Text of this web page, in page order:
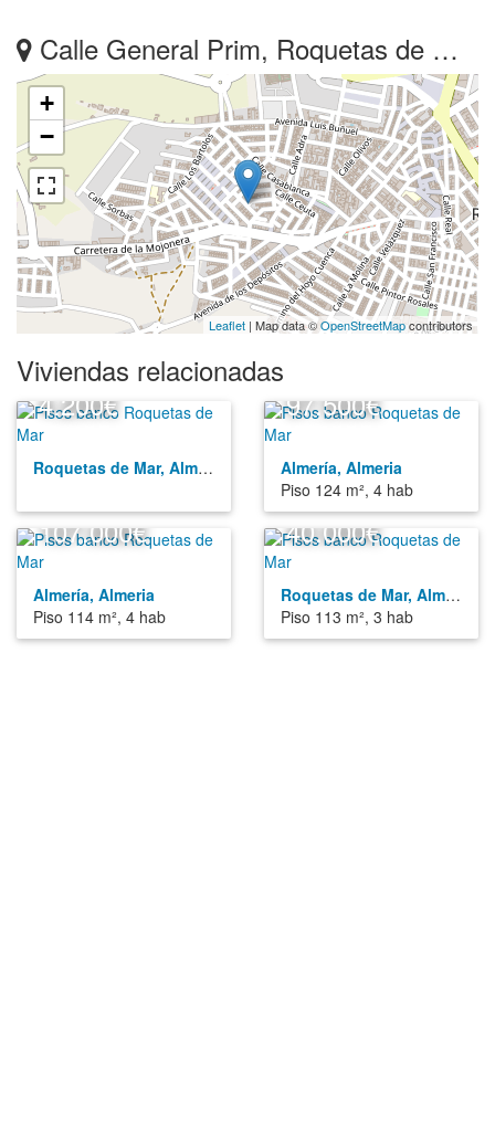
Calle General Prim, Roquetas de Mar, Almeria
+
−
Leaflet | Map data ©OpenStreetMapcontributors
Viviendas relacionadas
4.200€
Roquetas de Mar, Almeria
97.500€
Almería, Almeria
Piso 124 m², 4 hab
107.000€
Almería, Almeria
Piso 114 m², 4 hab
40.000€
Roquetas de Mar, Almeria
Piso 113 m², 3 hab